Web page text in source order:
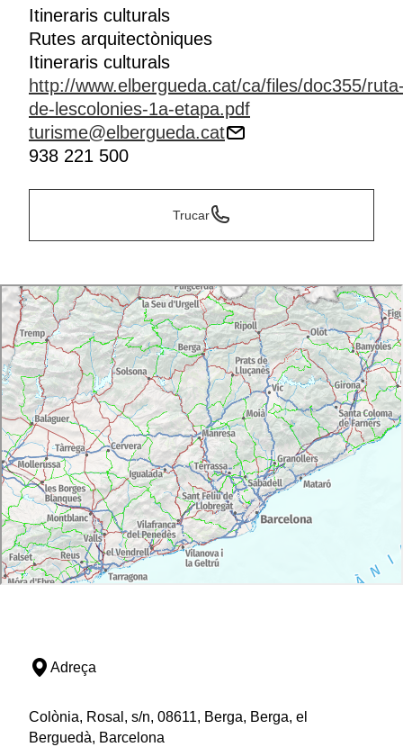
Itineraris culturals
Rutes arquitectòniques
Itineraris culturals
http://www.elbergueda.cat/ca/files/doc355/
de-lescolonies-1a-etapa.pdf
turisme@elbergueda.cat
938 221 500
Trucar
Adreça
Colònia, Rosal, s/n, 08611, Berga, Berga, el
Berguedà, Barcelona